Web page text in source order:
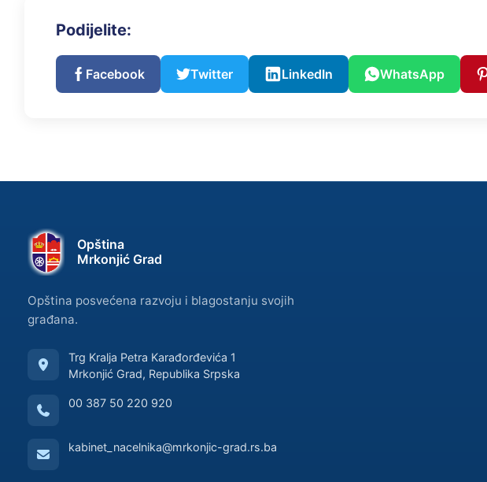
Podijelite:
Facebook Twitter LinkedIn WhatsApp
Opština
Mrkonjić Grad
Opština posvećena razvoju i blagostanju svojih
građana.
Trg Kralja Petra Karađorđevića 1
Mrkonjić Grad, Republika Srpska
00 387 50 220 920
kabinet_nacelnika@mrkonjic-grad.rs.ba